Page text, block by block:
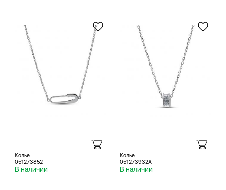
Колье
051273852
В наличии
Колье
051273932A
В наличии